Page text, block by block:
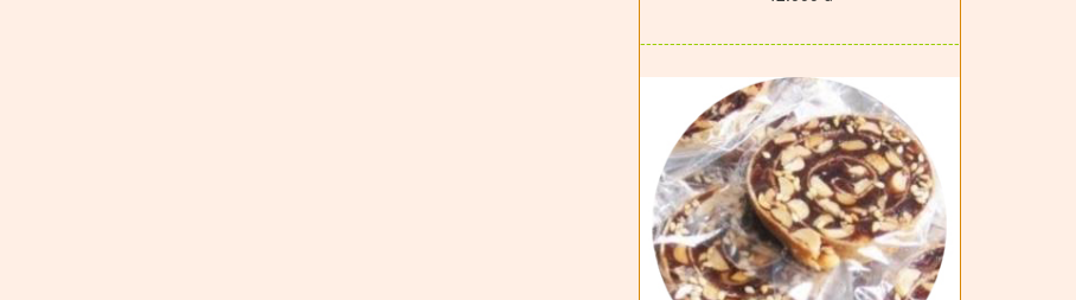
------------------------------------------------------